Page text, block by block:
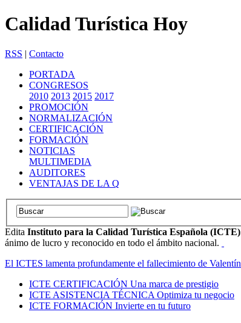
Calidad Turística Hoy
RSS | Contacto
PORTADA
CONGRESOS
2010 2013 2015 2017
PROMOCIÓN
NORMALIZACIÓN
CERTIFICACIÓN
FORMACIÓN
NOTICIAS
MULTIMEDIA
AUDITORES
VENTAJAS DE LA Q
Edita Instituto para la Calidad Turística Española (ICTE)
ánimo de lucro y reconocido en todo el ámbito nacional.
El ICTES lamenta profundamente el fallecimiento de
ICTE CERTIFICACIÓN Una marca de prestigio
ICTE ASISTENCIA TÉCNICA Optimiza tu negocio
ICTE FORMACIÓN Invierte en tu futuro